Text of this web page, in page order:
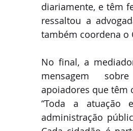
diariamente, e têm
ressaltou a
também coordena o
No final, a
mensagem
apoiadores que têm
“Toda a atuação
administração